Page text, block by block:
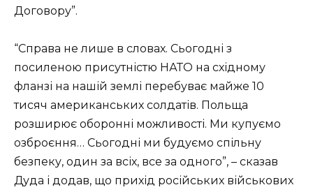
Договору”.
“Справа не лише в словах. Сьогодні з
посиленою присутністю НАТО на східному
фланзі на нашій землі перебуває майже 10
тисяч американських солдатів. Польща
розширює оборонні можливості. Ми купуємо
озброєння… Сьогодні ми будуємо спільну
безпеку, один за всіх, все за одного”, – сказав
Дуда і додав, що прихід російських військових